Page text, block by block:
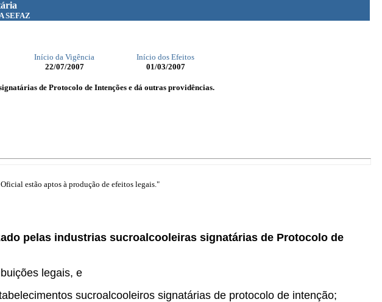
SEFAZ
Início da Vigência
Início dos Efeitos
22/07/2007 01/03/2007
de Protocolo de Intenções e dá outras providências.
estão aptos à produção de efeitos legais."
pelas industrias sucroalcooleiras signatárias de Protocolo de
legais, e
sucroalcooleiros signatárias de protocolo de intenção;